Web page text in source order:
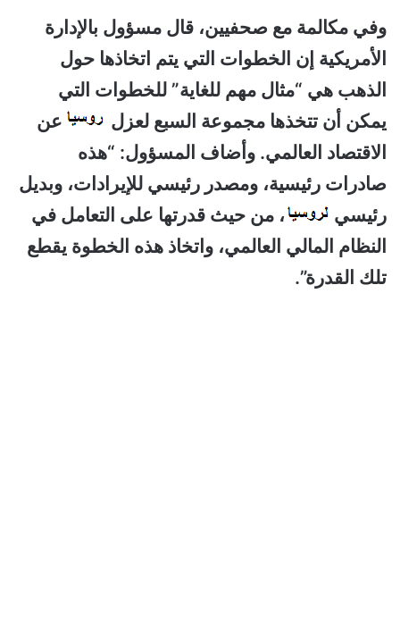
وفي مكالمة مع صحفيين، قال مسؤول بالإدارة
الأمريكية إن الخطوات التي يتم اتخاذها حول
الذهب هي “مثال مهم للغاية” للخطوات التي
يمكن أن تتخذها مجموعة السبع لعزل
عن
الاقتصاد العالمي. وأضاف المسؤول: “هذه
صادرات رئيسية، ومصدر رئيسي للإيرادات، وبديل
رئيسي
، من حيث قدرتها على التعامل في
النظام المالي العالمي، واتخاذ هذه الخطوة يقطع
تلك القدرة”.